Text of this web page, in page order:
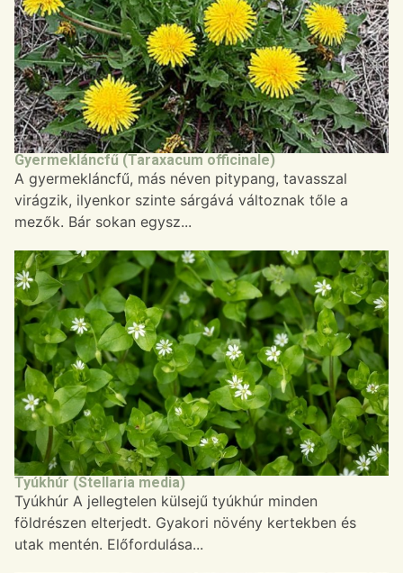
Gyermekláncfű (Taraxacum officinale)
A gyermekláncfű, más néven pitypang, tavasszal
virágzik, ilyenkor szinte sárgává változnak tőle a
mezők. Bár sokan egysz...
Tyúkhúr (Stellaria media)
Tyúkhúr A jellegtelen külsejű tyúkhúr minden
földrészen elterjedt. Gyakori növény kertekben és
utak mentén. Előfordulása...